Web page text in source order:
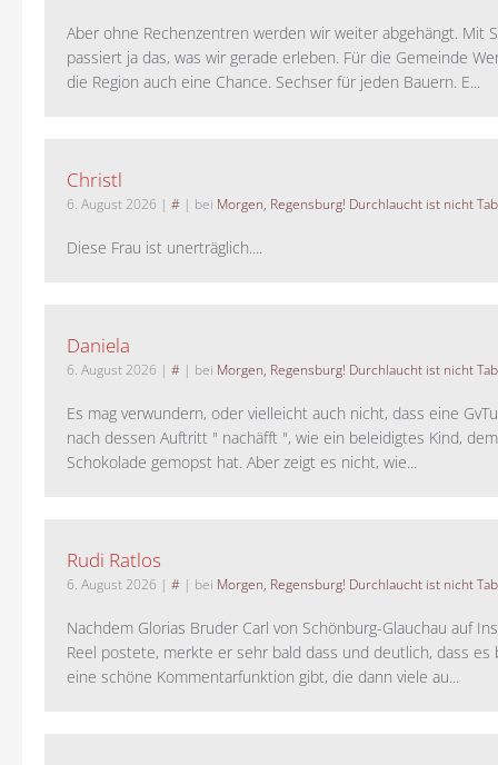
Aber ohne Rechenzentren werden wir weiter abgehängt. Mit
passiert ja das, was wir gerade erleben. Für die Gemeinde
die Region auch eine Chance. Sechser für jeden Bauern. E...
Christl
6. August 2026 | # | bei Morgen, Regensburg! Durchlaucht ist nicht
Diese Frau ist unerträglich....
Daniela
6. August 2026 | # | bei Morgen, Regensburg! Durchlaucht ist nicht
Es mag verwundern, oder vielleicht auch nicht, dass eine
nach dessen Auftritt " nachäfft ", wie ein beleidigtes Kind,
Schokolade gemopst hat. Aber zeigt es nicht, wie...
Rudi Ratlos
6. August 2026 | # | bei Morgen, Regensburg! Durchlaucht ist nicht
Nachdem Glorias Bruder Carl von Schönburg-Glauchau auf
Reel postete, merkte er sehr bald dass und deutlich, dass es
eine schöne Kommentarfunktion gibt, die dann viele au...